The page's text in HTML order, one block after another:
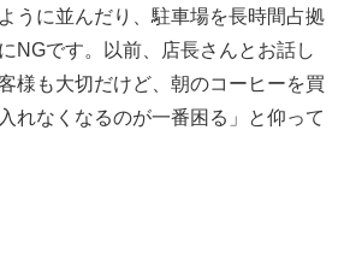
うに並んだり、駐車場を長時間占拠
NGです。以前、店長さんとお話し
様も大切だけど、朝のコーヒーを買
れなくなるのが一番困る」と仰って